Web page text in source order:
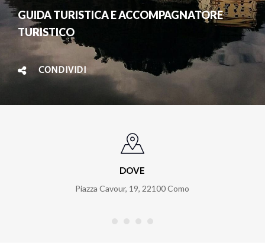
GUIDA TURISTICA E ACCOMPAGNATORE
TURISTICO
CONDIVIDI
DOVE
Piazza Cavour, 19, 22100Como